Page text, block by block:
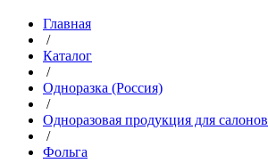
Главная
/
Каталог
/
Одноразка (Россия)
/
Одноразовая продукция для салонов
/
Фольга